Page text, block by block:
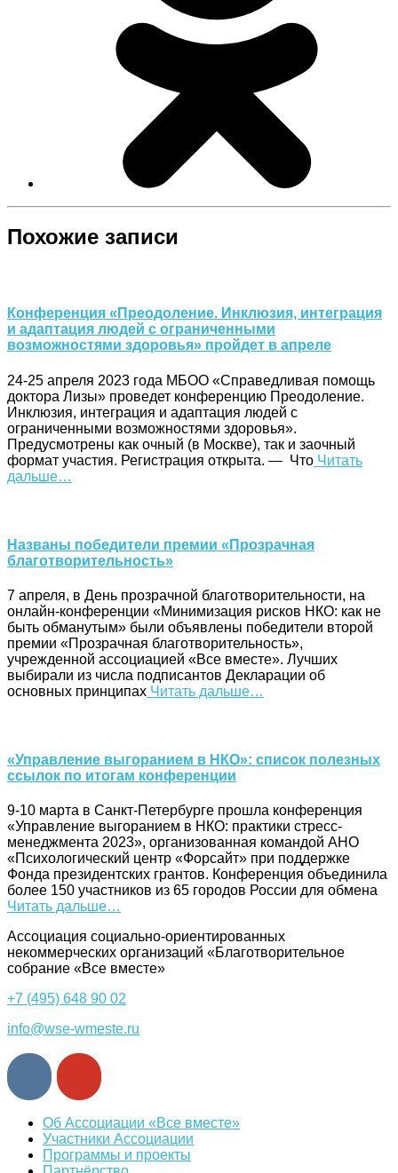
Похожие записи
Конференция «Преодоление. Инклюзия, интеграция
и адаптация людей с ограниченными
возможностями здоровья» пройдет в апреле
24-25 апреля 2023 года МБОО «Справедливая помощь
доктора Лизы» проведет конференцию Преодоление.
Инклюзия, интеграция и адаптация людей с
ограниченными возможностями здоровья».
Предусмотрены как очный (в Москве), так и заочный
формат участия. Регистрация открыта. — Что Читать
дальше…
Названы победители премии «Прозрачная
благотворительность»
7 апреля, в День прозрачной благотворительности, на
онлайн-конференции «Минимизация рисков НКО: как не
быть обманутым» были объявлены победители второй
премии «Прозрачная благотворительность»,
учрежденной ассоциацией «Все вместе». Лучших
выбирали из числа подписантов Декларации об
основных принципах Читать дальше…
«Управление выгоранием в НКО»: список полезных
ссылок по итогам конференции
9-10 марта в Санкт-Петербурге прошла конференция
«Управление выгоранием в НКО: практики стресс-
менеджмента 2023», организованная командой АНО
«Психологический центр «Форсайт» при поддержке
Фонда президентских грантов. Конференция объединила
более 150 участников из 65 городов России для обмена
Читать дальше…
Ассоциация cоциально-ориентированных
некоммерческих организаций «Благотворительное
собрание «Все вместе»
+7 (495) 648 90 02
info@wse-wmeste.ru
Об Ассоциации «Все вместе»
Участники Ассоциации
Программы и проекты